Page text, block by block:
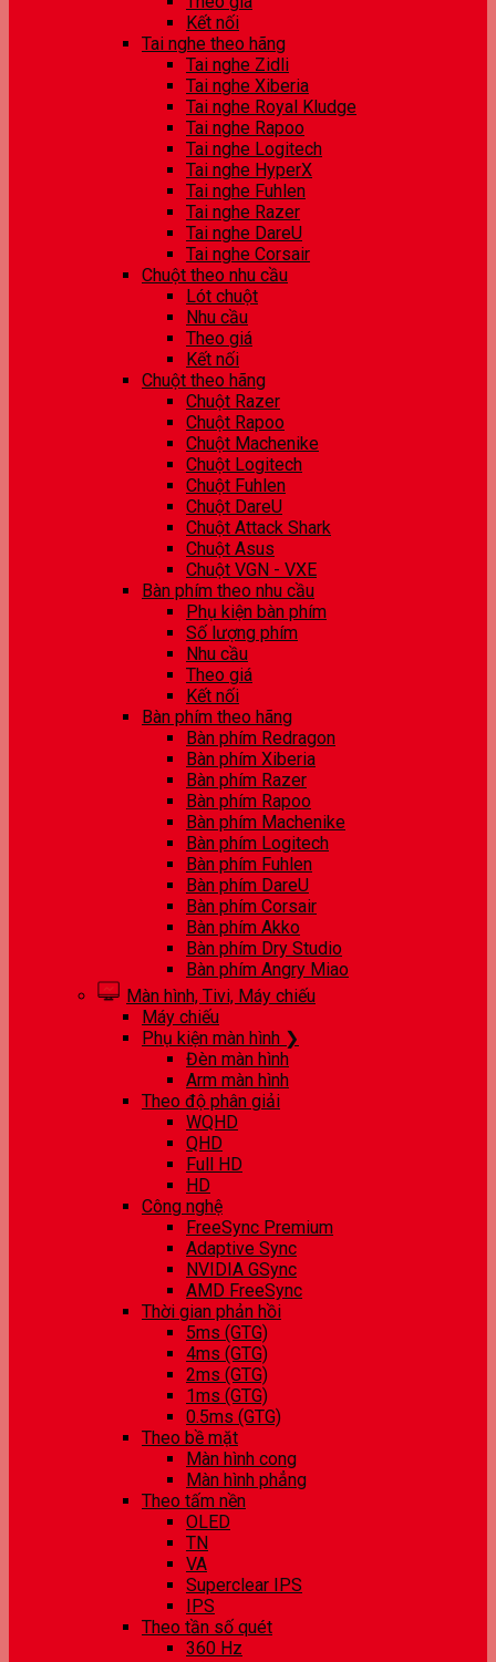
Kết nối
Tai nghe theo hãng
Tai nghe Zidli
Tai nghe Xiberia
Tai nghe Royal Kludge
Tai nghe Rapoo
Tai nghe Logitech
Tai nghe HyperX
Tai nghe Fuhlen
Tai nghe Razer
Tai nghe DareU
Tai nghe Corsair
Chuột theo nhu cầu
Lót chuột
Nhu cầu
Theo giá
Kết nối
Chuột theo hãng
Chuột Razer
Chuột Rapoo
Chuột Machenike
Chuột Logitech
Chuột Fuhlen
Chuột DareU
Chuột Attack Shark
Chuột Asus
Chuột VGN - VXE
Bàn phím theo nhu cầu
Phụ kiện bàn phím
Số lượng phím
Nhu cầu
Theo giá
Kết nối
Bàn phím theo hãng
Bàn phím Redragon
Bàn phím Xiberia
Bàn phím Razer
Bàn phím Rapoo
Bàn phím Machenike
Bàn phím Logitech
Bàn phím Fuhlen
Bàn phím DareU
Bàn phím Corsair
Bàn phím Akko
Bàn phím Dry Studio
Bàn phím Angry Miao
Màn hình, Tivi, Máy chiếu
Máy chiếu
Phụ kiện màn hình ❯
Đèn màn hình
Arm màn hình
Theo độ phân giải
WQHD
QHD
Full HD
HD
Công nghệ
FreeSync Premium
Adaptive Sync
NVIDIA GSync
AMD FreeSync
Thời gian phản hồi
5ms (GTG)
4ms (GTG)
2ms (GTG)
1ms (GTG)
0.5ms (GTG)
Theo bề mặt
Màn hình cong
Màn hình phẳng
Theo tấm nền
OLED
TN
VA
Superclear IPS
IPS
Theo tần số quét
360 Hz